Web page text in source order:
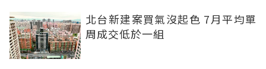
北台新建案買氣沒起色 7月平均單
周成交低於一組